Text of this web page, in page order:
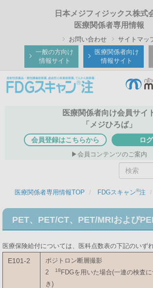
ン
日本メジフィジックス株式
医療関係者専用情報
お問い合わせ
サイトマッ
一般の方向け
情報サイト
医療関係者向け
情報サイト
医療関係者向け会員サイ
「メジひろば」
会員登録はこちらから ロ
会員コンテンツのご案内
索
医療関係者専用情報TOP FDGスキャン®注
PET、PET/CT、PET/MRIおよび
医療保険給付については、医科点数表の下記のいず
E101-2
ポジトロン断層撮影
2
18 FDGを用いた場合(一連の検査に
き)